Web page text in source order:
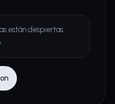
están despiertas.